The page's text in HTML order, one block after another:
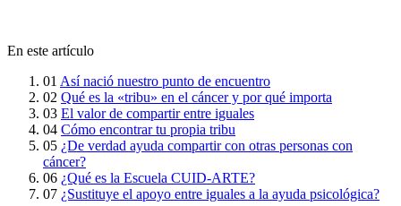
En este artículo
01 Así nació nuestro punto de encuentro
02 Qué es la «tribu» en el cáncer y por qué importa
03 El valor de compartir entre iguales
04 Cómo encontrar tu propia tribu
05 ¿De verdad ayuda compartir con otras personas con
cáncer?
06 ¿Qué es la Escuela CUID-ARTE?
07 ¿Sustituye el apoyo entre iguales a la ayuda psicológica?